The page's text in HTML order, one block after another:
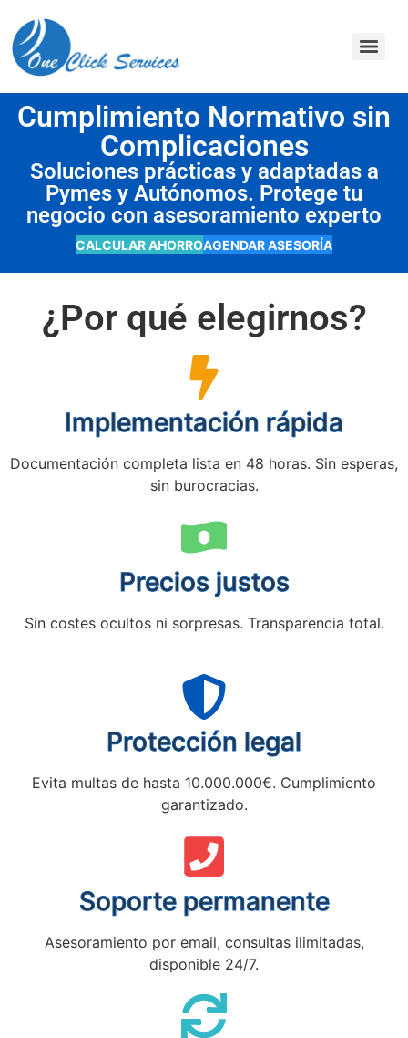
Cumplimiento Normativo sin
Complicaciones
Soluciones prácticas y adaptadas a
Pymes y Autónomos. Protege tu
negocio con asesoramiento experto
CALCULAR AHORROAGENDAR ASESORÍA
¿Por qué elegirnos?
Implementación rápida
Documentación completa lista en 48 horas. Sin esperas,
sin burocracias.
Precios justos
Sin costes ocultos ni sorpresas. Transparencia total.
Protección legal
Evita multas de hasta 10.000.000€. Cumplimiento
garantizado.
Soporte permanente
Asesoramiento por email, consultas ilimitadas,
disponible 24/7.